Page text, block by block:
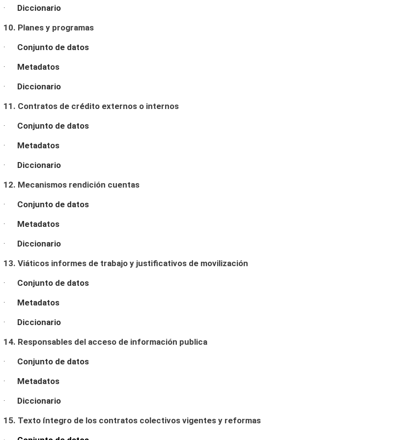
· Diccionario
10. Planes y programas
· Conjunto de datos
· Metadatos
· Diccionario
11. Contratos de crédito externos o internos
· Conjunto de datos
· Metadatos
· Diccionario
12. Mecanismos rendición cuentas
· Conjunto de datos
· Metadatos
· Diccionario
13. Viáticos informes de trabajo y justificativos de movilización
· Conjunto de datos
· Metadatos
· Diccionario
14. Responsables del acceso de información publica
· Conjunto de datos
· Metadatos
· Diccionario
15. Texto íntegro de los contratos colectivos vigentes y reformas